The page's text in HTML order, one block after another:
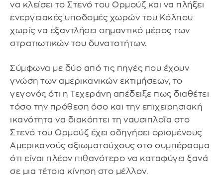
να κλείσει το Στενό του Ορμούζ και να πλήξει
ενεργειακές υποδομές χωρών του Κόλπου
χωρίς να εξαντλήσει σημαντικό μέρος των
στρατιωτικών του δυνατοτήτων.
Σύμφωνα με δύο από τις πηγές που έχουν
γνώση των αμερικανικών εκτιμήσεων, το
γεγονός ότι η Τεχεράνη απέδειξε πως διαθέτει
τόσο την πρόθεση όσο και την επιχειρησιακή
ικανότητα να διακόπτει τη ναυσιπλοΐα στο
Στενό του Ορμούζ έχει οδηγήσει ορισμένους
Αμερικανούς αξιωματούχους στο συμπέρασμα
ότι είναι πλέον πιθανότερο να καταφύγει ξανά
σε μια τέτοια κίνηση στο μέλλον.